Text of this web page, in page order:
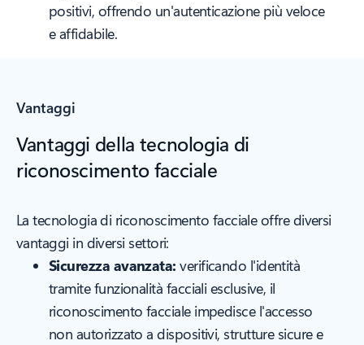
positivi, offrendo un'autenticazione più veloce
e affidabile.
Vantaggi
Vantaggi della tecnologia di
riconoscimento facciale
La tecnologia di riconoscimento facciale offre diversi
vantaggi in diversi settori:
Sicurezza avanzata: verificando l'identità
tramite funzionalità facciali esclusive, il
riconoscimento facciale impedisce l'accesso
non autorizzato a dispositivi, strutture sicure e